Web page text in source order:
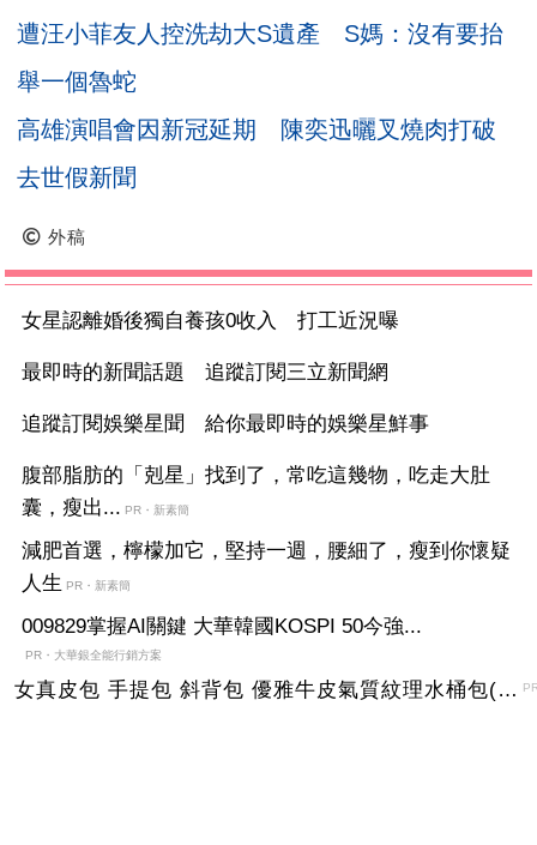
遭汪小菲友人控洗劫大S遺產 S媽：沒有要抬
舉一個魯蛇
高雄演唱會因新冠延期 陳奕迅曬叉燒肉打破
去世假新聞
外稿
女星認離婚後獨自養孩0收入 打工近況曝
最即時的新聞話題 追蹤訂閱三立新聞網
追蹤訂閱娛樂星聞 給你最即時的娛樂星鮮事
腹部脂肪的「剋星」找到了，常吃這幾物，吃走大肚
囊，瘦出... PR・新素簡
減肥首選，檸檬加它，堅持一週，腰細了，瘦到你懷疑
人生
PR・新素簡
009829掌握AI關鍵 大華韓國KOSPI 50今強...
PR・大華銀全能行銷方案
女真皮包 手提包 斜背包 優雅牛皮氣質紋理水桶包(2色)【XBO7950112】＊艾美時尚(現+預)